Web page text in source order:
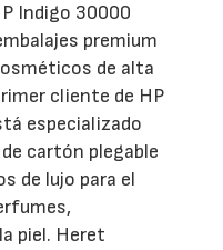
Indigo 30000
premium
de alta
cliente de HP
especializado
cartón plegable
de lujo para el
piel. Heret